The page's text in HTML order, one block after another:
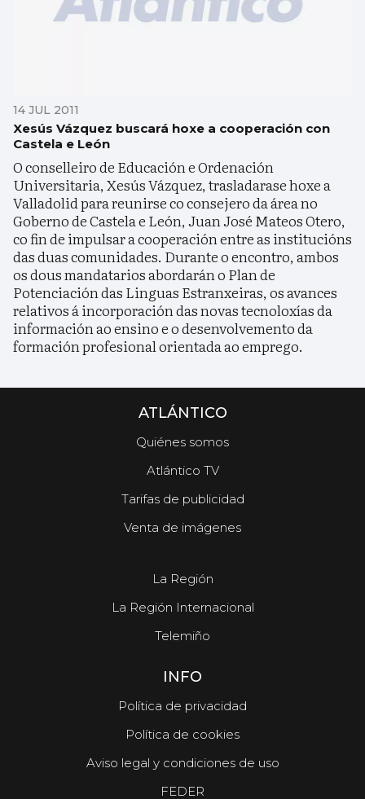
14 JUL 2011
Xesús Vázquez buscará hoxe a cooperación con
Castela e León
O conselleiro de Educación e Ordenación
Universitaria, Xesús Vázquez, trasladarase hoxe a
Valladolid para reunirse co consejero da área no
Goberno de Castela e León, Juan José Mateos Otero,
co fin de impulsar a cooperación entre as institucións
das duas comunidades. Durante o encontro, ambos
os dous mandatarios abordarán o Plan de
Potenciación das Linguas Estranxeiras, os avances
relativos á incorporación das novas tecnoloxías da
información ao ensino e o desenvolvemento da
formación profesional orientada ao emprego.
ATLÁNTICO
Quiénes somos
Atlántico TV
Tarifas de publicidad
Venta de imágenes
La Región
La Región Internacional
Telemiño
INFO
Política de privacidad
Política de cookies
Aviso legal y condiciones de uso
FEDER